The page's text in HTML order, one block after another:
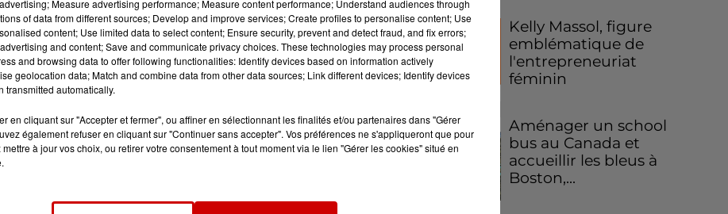
: de ne pas jeter de mégot de cigarette par la fenêtre de
et de ne pas faire de barbecue à proximité de zones
Kelly Massol, figure
emblématique de
l'entrepreneuriat
féminin
Aménager un school
bus au Canada et
accueillir les bleus à
Boston,...
Measure advertising performance; Measure content performance; Understand audiences through
of data from different sources; Develop and improve services; Create profiles to personalise content; Use
content; Use limited data to select content; Ensure security, prevent and detect fraud, and fix errors;
and content; Save and communicate privacy choices. These technologies may process personal
and browsing data to offer following functionalities: Identify devices based on information actively
geolocation data; Match and combine data from other data sources; Link different devices; Identify devices
transmitted automatically.
en cliquant sur "Accepter et fermer", ou affiner en sélectionnant les finalités et/ou partenaires dans "Gérer
également refuser en cliquant sur "Continuer sans accepter". Vos préférences ne s'appliqueront que pour
à jour vos choix, ou retirer votre consentement à tout moment via le lien "Gérer les cookies" situé en